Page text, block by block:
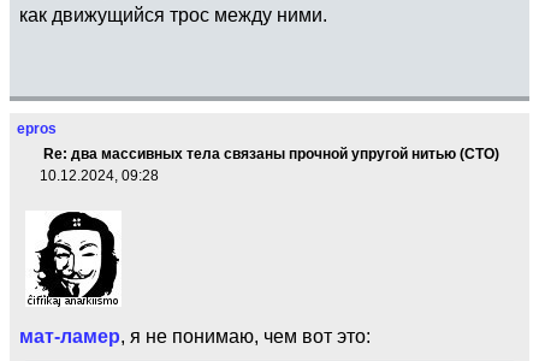
как движущийся трос между ними.
epros
Re: два массивных тела связаны прочной упругой нитью (СТО)
10.12.2024, 09:28
мат-ламер, я не понимаю, чем вот это: